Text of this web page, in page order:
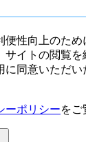
便性向上のため
サイトの閲覧
に同意いただい
ーポリシーをご